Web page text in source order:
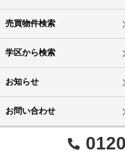
売買物件検索
学区から検索
お知らせ
お問い合わせ